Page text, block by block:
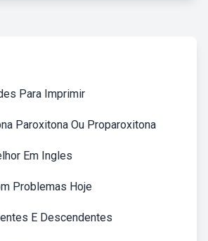
Para Imprimir
Paroxitona Ou Proparoxitona
Em Ingles
Problemas Hoje
E Descendentes